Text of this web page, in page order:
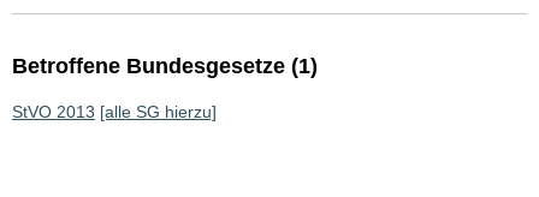
Betroffene Bundesgesetze (1)
StVO 2013 [alle SG hierzu]